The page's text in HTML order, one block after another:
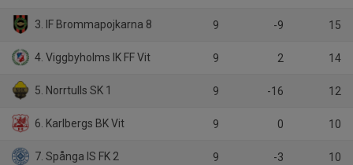
3. IF Brommapojkarna 8 9 -9 15
4. Viggbyholms IK FF Vit 9 2 14
5. Norrtulls SK 1 9 -16 12
6. Karlbergs BK Vit 9 0 10
7. Spånga IS FK 2 9 -3 10